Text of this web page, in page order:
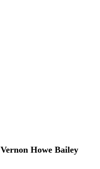
Vernon Howe Bailey